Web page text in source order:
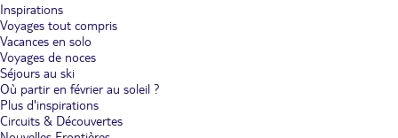
Inspirations
Voyages tout compris
Vacances en solo
Voyages de noces
Séjours au ski
Où partir en février au soleil ?
Plus d'inspirations
Circuits & Découvertes